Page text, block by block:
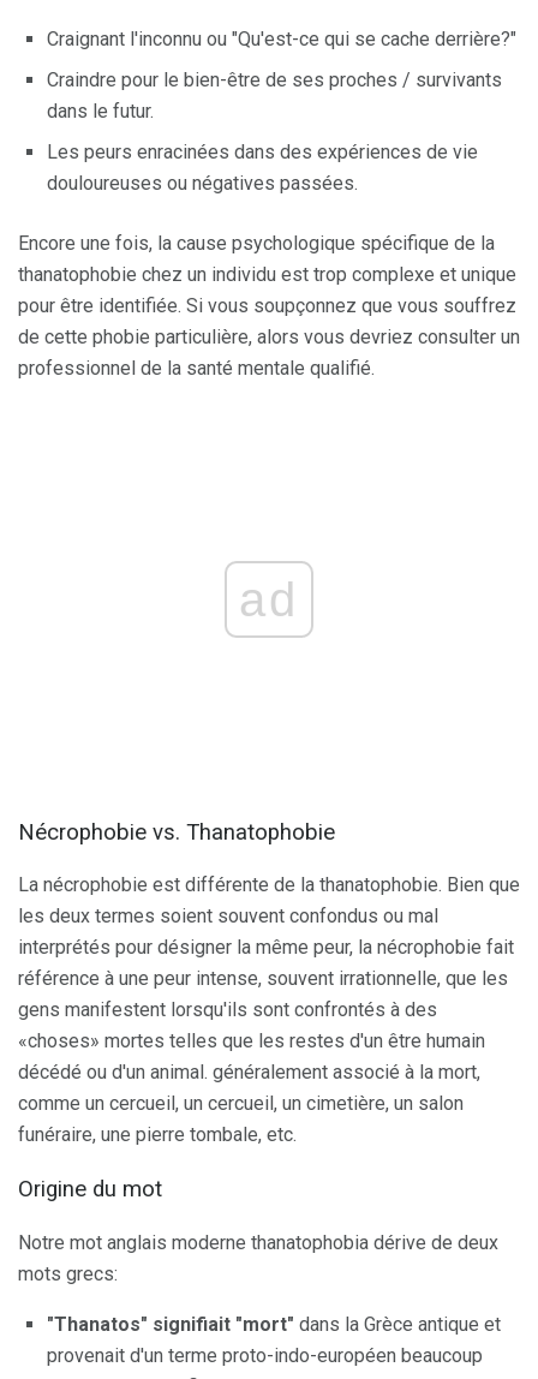
Craignant l'inconnu ou "Qu'est-ce qui se cache derrière?"
Craindre pour le bien-être de ses proches / survivants
dans le futur.
Les peurs enracinées dans des expériences de vie
douloureuses ou négatives passées.
Encore une fois, la cause psychologique spécifique de la
thanatophobie chez un individu est trop complexe et unique
pour être identifiée. Si vous soupçonnez que vous souffrez
de cette phobie particulière, alors vous devriez consulter un
professionnel de la santé mentale qualifié.
ad
Nécrophobie vs. Thanatophobie
La nécrophobie est différente de la thanatophobie. Bien que
les deux termes soient souvent confondus ou mal
interprétés pour désigner la même peur, la nécrophobie fait
référence à une peur intense, souvent irrationnelle, que les
gens manifestent lorsqu'ils sont confrontés à des
«choses» mortes telles que les restes d'un être humain
décédé ou d'un animal. généralement associé à la mort,
comme un cercueil, un cercueil, un cimetière, un salon
funéraire, une pierre tombale, etc.
Origine du mot
Notre mot anglais moderne thanatophobia dérive de deux
mots grecs:
"Thanatos" signifiait "mort" dans la Grèce antique et
provenait d'un terme proto-indo-européen beaucoup